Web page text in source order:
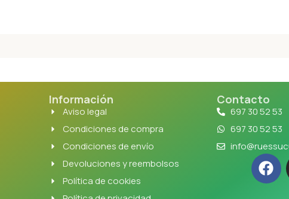
Información
Aviso legal
Condiciones de compra
Condiciones de envío
Devoluciones y reembolsos
Política de cookies
Contacto
697 30 52 53
697 30 52 53